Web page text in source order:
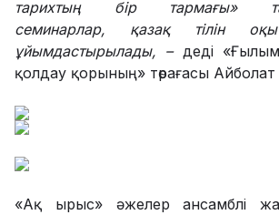
тарихтың бір тармағы»
семинарлар, қазақ тілін
ұйымдастырылады, –деді
қолдау қорының» төрағасы
«Ақ ырыс» әжелер ансамблі